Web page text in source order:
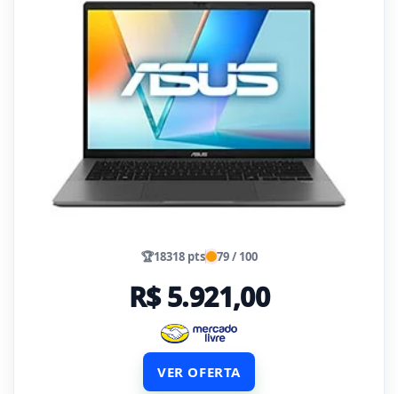
🏆18318 pts 79 / 100
R$ 5.921,00
VER OFERTA